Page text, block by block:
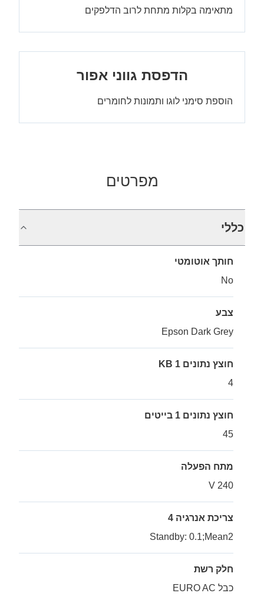
מתאימה בקלות מתחת לרוב הדלפקים
הדפסת גווני אפור
הוספת סימני לוגו ותמונות לחומרים
מפרטים
כללי
חותך אוטומטי
No
צבע
Epson Dark Grey
חוצץ נתונים 1 KB
4
חוצץ נתונים 1 בייטים
45
מתח הפעלה
240 V
צריכת אנרגיה 4
Standby: 0.1;Mean2
חלק רשת
כבל EURO AC